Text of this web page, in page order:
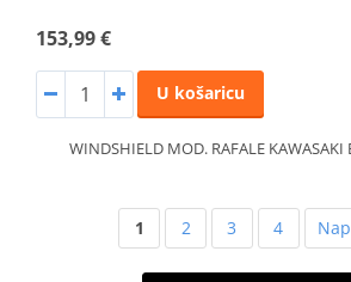
153,99 €
U košaricu
WINDSHIELD MOD. RAFALE KAWASAKI
1 2 3 4